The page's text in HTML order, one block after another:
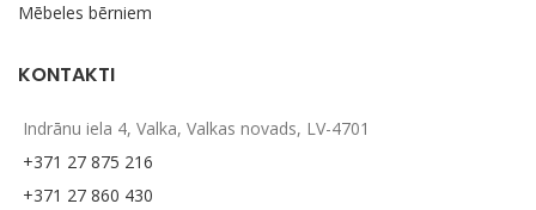
Mēbeles bērniem
KONTAKTI
Indrānu iela 4, Valka, Valkas novads, LV-4701
+371 27 875 216
+371 27 860 430